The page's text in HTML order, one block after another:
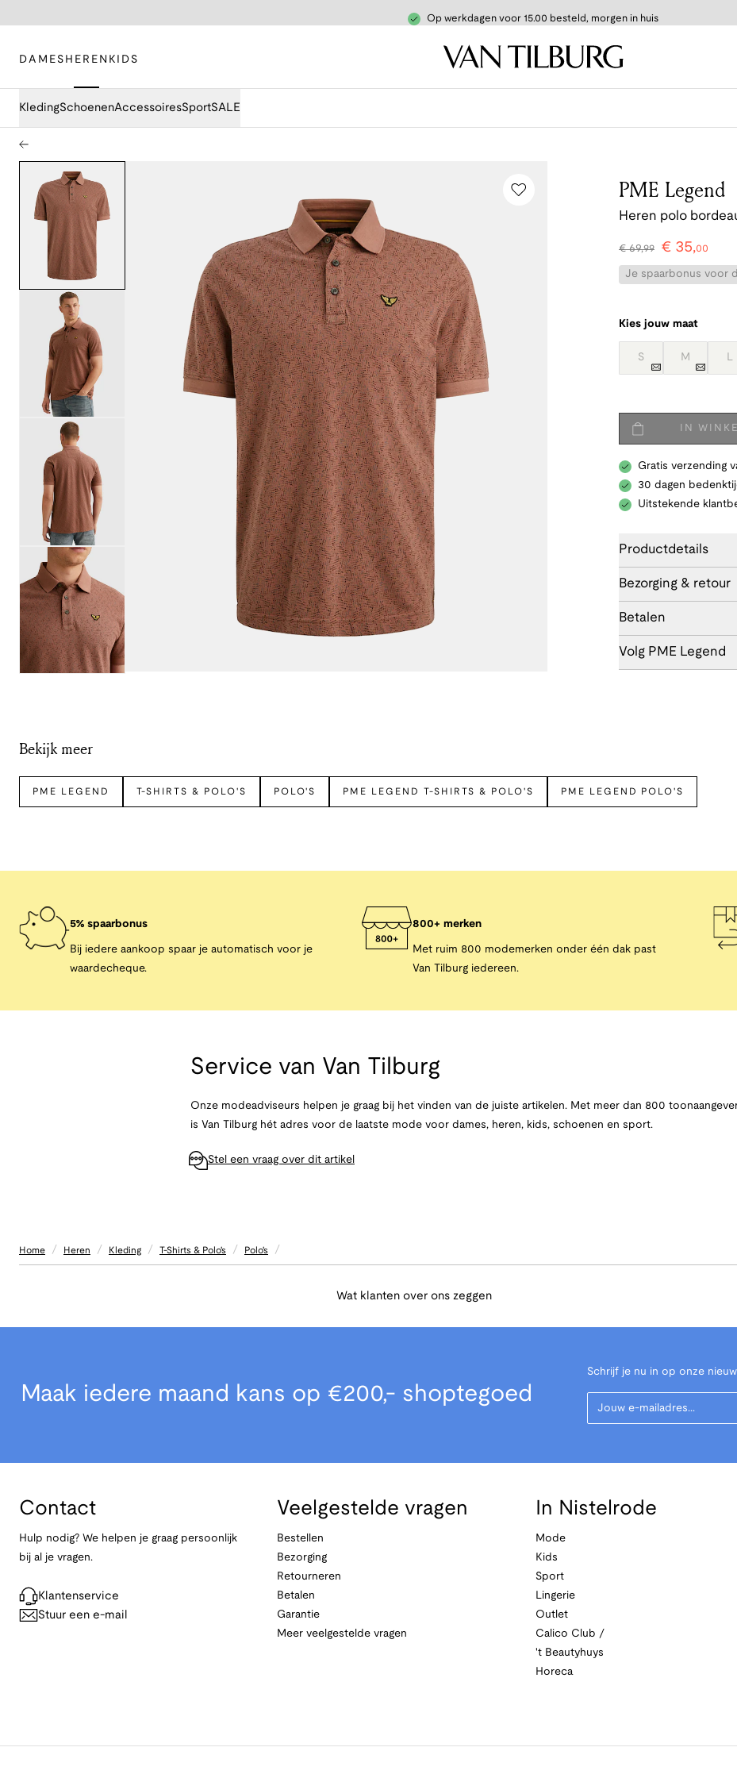
Op werkdagen voor 15.00 besteld, morgen in huis
DAMES HEREN KIDS
KledingSchoenenAccessoiresSportSALE
PME Legend
Heren polo
€69,99 € 35,00
Je spaarbonus voor
Kies jouw maat
S M L
IN
Gratis verzending
30 dagen
Uitstekende
Productdetails
Bezorging & retour
Betalen
Volg PME Legend
Bekijk meer
PME LEGEND T-SHIRTS & POLO'S POLO'S PME LEGEND T-SHIRTS & POLO'S PME LEGEND POLO'S
5% spaarbonus
Bij iedere aankoop spaar je automatisch voor je
waardecheque.
800+ merken
Met ruim 800 modemerken onder één dak past
Van Tilburg iedereen.
Service van Van Tilburg
Onze modeadviseurs helpen je graag bij het vinden van de juiste artikelen. Met meer dan 800
is Van Tilburg hét adres voor de laatste mode voor dames, heren, kids, schoenen en sport.
Stel een vraag over dit artikel
Home / Heren / Kleding / T-Shirts & Polo's / Polo's /
Wat klanten over ons zeggen
Maak iedere maand kans op €200,- shoptegoed
Schrijf je nu in op onze
Your Email
Contact
Hulp nodig? We helpen je graag persoonlijk
bij al je vragen.
Klantenservice
Stuur een e-mail
Veelgestelde vragen
Bestellen
Bezorging
Retourneren
Betalen
Garantie
Meer veelgestelde vragen
In Nistelrode
Mode
Kids
Sport
Lingerie
Outlet
Calico Club /
't Beautyhuys
Horeca